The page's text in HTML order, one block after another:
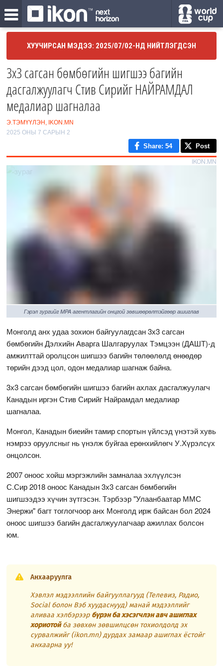
ХУУЧИРСАН МЭДЭЭ: 2025/07/02-НД НИЙТЛЭГДСЭН
3х3 сагсан бөмбөгийн шигшээ багийн
дасгалжуулагч Стив Сирийг НАЙРАМДАЛ
медалиар шагналаа
Э.ТЭМҮҮЛЭН, IKON.MN
2025 ОНЫ 7 САРЫН 2
Share: 54 Post
IKON.MN
Гэрэл зургийг MPA агентлагийн онцгой зөвшөөрөлтэйгөөр ашиглав
Монголд анх удаа зохион байгуулагдсан 3х3 сагсан
бөмбөгийн Дэлхийн Аварга Шалгаруулах Тэмцээн (ДАШТ)-д
амжилттай оролцсон шигшээ багийн төлөөлөлд өнөөдөр
төрийн дээд цол, одон медалиар шагнаж байна.
3х3 сагсан бөмбөгийн шигшээ багийн ахлах дасгалжуулагч
Канадын иргэн Стив Сирийг Найрамдал медалиар
шагналаа.
Монгол, Канадын биеийн тамир спортын үйлсэд үнэтэй хувь
нэмрээ оруулсныг нь үнэлж буйгаа ерөнхийлөгч У.Хүрэлсүх
онцолсон.
2007 оноос хойш мэргэжлийн замналаа эхлүүлсэн
С.Сир 2018 оноос Канадын 3х3 сагсан бөмбөгийн
шигшээдээ хүчин зүтгэсэн. Тэрбээр "Улаанбаатар ММС
Энержи" багт тоглогчоор анх Монголд ирж байсан бол 2024
оноос шигшээ багийн дасгалжуулагчаар ажиллах болсон
юм.
Анхааруулга
Хэвлэл мэдээллийн байгууллагууд (Телевиз, Радио,
Social болон Вэб хуудаснууд) манай мэдээллийг
аливаа хэлбэрээр бүрэн ба хэсэгчлэн авч ашиглах
хориотойба зөвхөн зөвшилцсөн тохиолдолд эх
сурвалжийг (ikon.mn) дурдах замаар ашиглах ёстойг
анхаарна уу!